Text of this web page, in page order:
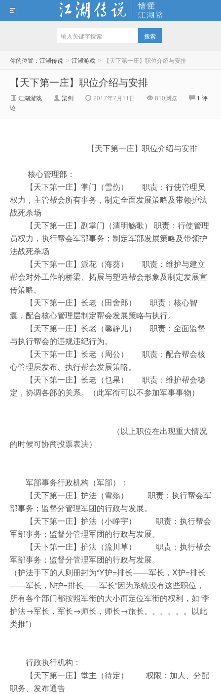
你的位置： 江湖传说 > 江湖游戏 > 【天下第一庄】职位介绍与安排
【天下第一庄】职位介绍与安排
江湖游戏 柒剑 2017年7月11日 810浏览
1 评
论
【天下第一庄】职位介绍与安排
核心管理部：
【天下第一庄】掌门（雪伤） 职责：行使管理员
权力，主管帮会所有事务，制定全面发展策略及带领护法
战死杀场
【天下第一庄】副掌门（清明觞歌） 职责：行使管理
员权力，执行帮会军部事务；制定军部发展策略及带领护
法战死杀场
【天下第一庄】派花（海葵） 职责：维护与建立
帮会对外工作的桥梁、拓展与塑造帮会形象及制定发展宣
传策略。
【天下第一庄】长老（田舍郎） 职责：核心智
囊，配合核心管理层制定帮会发展策略与执行。
【天下第一庄】长老（馨静儿） 职责：全面监督
与执行帮会的违规违纪行为。
【天下第一庄】长老（周公） 职责：配合帮会核
心管理层发布、执行帮会发展策略。
【天下第一庄】长老（乜果） 职责：维护帮会稳
定，协调各部的关系。（此军衔可以不参加军事事物）
（以上职位在出现重大情况
的时候可协商投票表决）
军部事务行政机构（军部）：
【天下第一庄】护法（雪殇） 职责：执行帮会军
部事务；监督分管理军团的行政与发展。
【天下第一庄】护法（小峥宇） 职责：执行帮会
军部事务；监督分管理军团的行政与发展。
【天下第一庄】护法（流川草） 职责：执行帮会
军部事务；监督分管理军团的行政与发展。
（护法手下的人则册封为“Y护=排长——军长，X护=排长
——军长，N护=排长——军长”因为系统没有这些职位，
所有各个部门都按照军衔的大小而定位军衔的权利，如“李
护法→军长，军长→师长，师长→旅长。。。。。。以此
类推”）
行政执行机构：
【天下第一庄】堂主（待定） 权限：加人、分配
职务、发布通告